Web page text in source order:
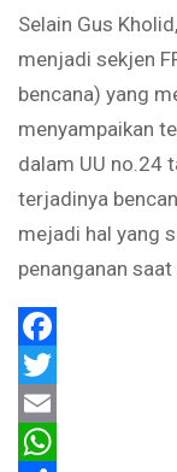
Selain Gus
menjadi sekjen
bencana) yang
menyampaikan
dalam UU no.24
terjadinya
mejadi hal yang
penanganan
Facebook
Twitter
Email